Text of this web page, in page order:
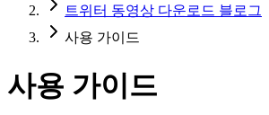
트위터 동영상 다운로드 블로그
사용 가이드
사용 가이드